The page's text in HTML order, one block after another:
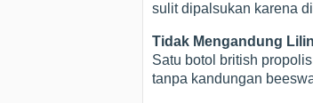
sulit dipalsukan karena
Tidak Mengandung
Satu botol british
tanpa kandungan